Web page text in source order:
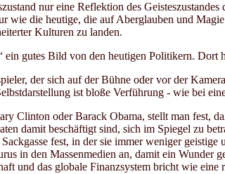
nur eine Reflektion des
die heutige, die auf Aberglauben und
Kulturen zu landen.
gutes Bild von den heutigen Politikern. Dort
der sich auf der Bühne oder vor der
ist bloße Verführung - wie bei
oder Barack Obama, stellt man fest,
damit beschäftigt sind, sich im Spiegel zu
fest, in der sie immer weniger
in den Massenmedien an, damit ein Wunder
und das globale Finanzsystem bricht wie eine